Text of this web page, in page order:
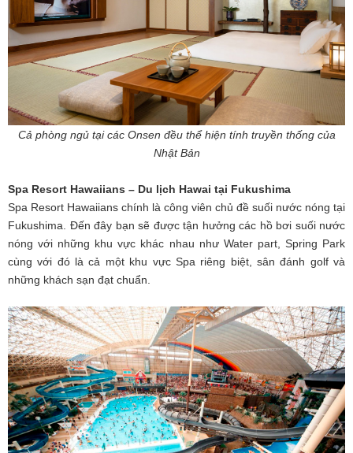
Cả phòng ngủ tại các Onsen đều thể hiện tính truyền thống của
Nhật Bản
Spa Resort Hawaiians – Du lịch Hawai tại Fukushima
Spa Resort Hawaiians chính là công viên chủ đề suối nước nóng tại
Fukushima. Đến đây bạn sẽ được tận hưởng các hồ bơi suối nước
nóng với những khu vực khác nhau như Water part, Spring Park
cùng với đó là cả một khu vực Spa riêng biệt, sân đánh golf và
những khách sạn đạt chuẩn.